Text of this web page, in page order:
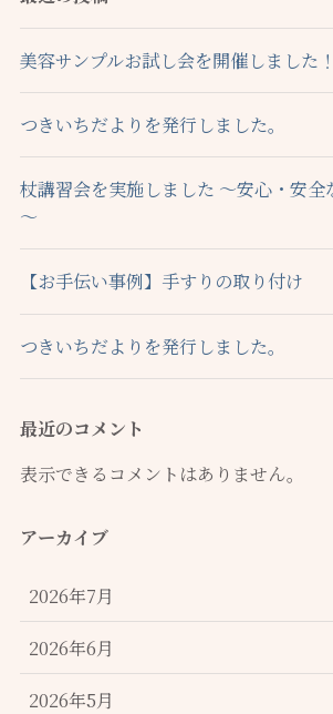
美容サンプルお試し会を開催しました！
つきいちだよりを発行しました。
杖講習会を実施しました ～安心・安全
～
【お手伝い事例】手すりの取り付け
つきいちだよりを発行しました。
最近のコメント
表示できるコメントはありません。
アーカイブ
2026年7月
2026年6月
2026年5月